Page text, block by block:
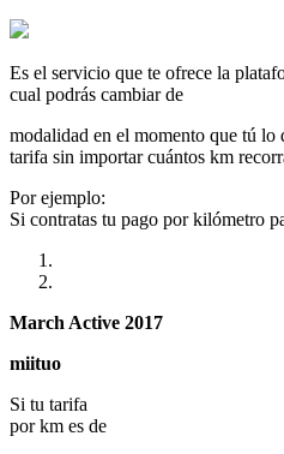
Es el servicio que te ofrece la
cual podrás cambiar de
modalidad en el momento que tú lo
tarifa sin importar cuántos km
Por ejemplo:
Si contratas tu pago por kilómetro
March Active 2017
miituo
Si tu tarifa
por km es de